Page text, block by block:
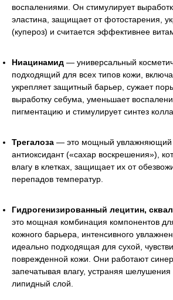
воспалениями. Он стимулирует
эластина, защищает от фотостарения,
(купероз) и считается эффективнее
Ниацинамид — универсальный
подходящий для всех типов кожи,
укрепляет защитный барьер, сужает
выработку себума, уменьшает
пигментацию и стимулирует синтез
Трегалоза — это мощный увлажняющий
антиоксидант («сахар воскрешения»),
влагу в клетках, защищает их от
перепадов температур.
Гидрогенизированный лецитин,
это мощная комбинация компонентов
кожного барьера, интенсивного
идеально подходящая для сухой,
поврежденной кожи. Они работают
запечатывая влагу, устраняя
липидный слой.